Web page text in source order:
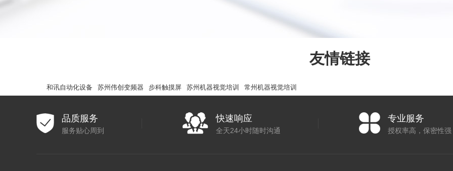
友情链接
和讯自动化设备 苏州伟创变频器 步科触摸屏 苏州机器视觉培训 常州机器视觉培训
品质服务
服务贴心周到
快速响应
全天24小时随时沟通
专业服务
授权率高，保密性强